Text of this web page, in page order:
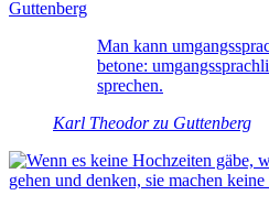
Man kann
betone:
sprechen.
Karl Theodor zu Guttenberg